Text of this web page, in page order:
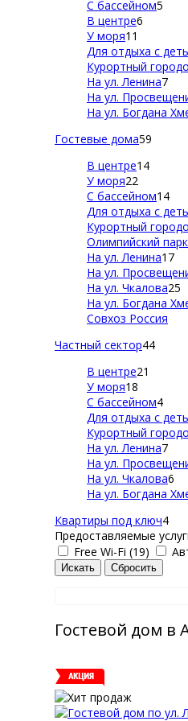
С бассейном5
В центре6
У моря11
Для отдыха с
Курортный
На ул. Ленина7
На ул.
На ул. Богдана
Гостевые дома59
В центре14
У моря22
С бассейном14
Для отдыха с
Курортный
Олимпийский парк
На ул. Ленина17
На ул.
На ул. Чкалова25
На ул. Богдана
Совхоз Россия
Частный сектор44
В центре21
У моря18
С бассейном4
Для отдыха с
Курортный
На ул. Ленина7
На ул.
На ул. Чкалова6
На ул. Богдана
Квартиры под ключ4
Предоставляемые
Free Wi-Fi (19)
Гостевой дом в